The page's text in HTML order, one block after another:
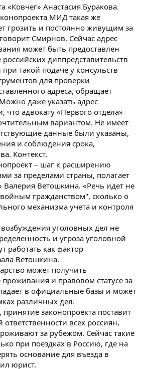
«Ковчег» Анастасия Буракова.
МИД такая же
грозить и постоянно живущим за
Смирнов. Сейчас адрес
может быть предоставлен
диппредставительств
такой подаче у консульств
для проверки
адреса, обращает
даже указать адрес
что адвокату «Первого отдела»
вариантом. Не имеет
данные были указаны,
и соблюдения срока,
Контекст.
– шаг к расширению
за пределами страны, полагает
Ветошкина. «Речь идет не
гражданством", сколько о
механизма учета и контроля
уголовных дел не
и угроза уголовной
работать как фактор
Ветошкина.
может получить
и правовом статусе за
в официальные базы и может
различных дел.
законопроекта поставит
всех россиян,
за рубежом. Сейчас такие
при поездках в Россию, где на
основание для въезда в
юрист.